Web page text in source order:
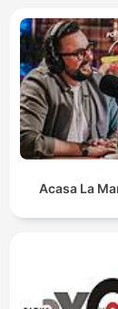
Acasa La